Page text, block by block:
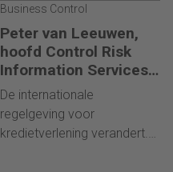
mogelijkheden. Om dit te
ondervangen werken
bedrijven samen aan een
'open source' concept, om
zoveel mogelijk
managementinformatie te
halen uit financiële
consolidatiesystemen.
Business Control
Peter van Leeuwen,
hoofd Control Risk
Information Services
van Rabobank
International: ‘BASEL
II is van belang voor
de externe en interne
De internationale
regelgeving voor
kredietverlening verandert.